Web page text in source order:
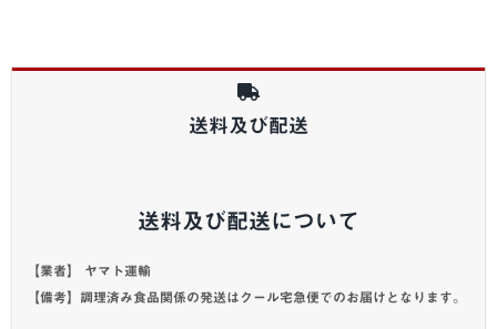
送料及び配送
送料及び配送について
【業者】 ヤマト運輸
【備考】調理済み食品関係の発送はクール宅急便でのお届けとなります。